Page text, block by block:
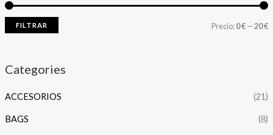
FILTRAR Precio:0 €—20 €
Categories
ACCESORIOS (21)
BAGS (8)